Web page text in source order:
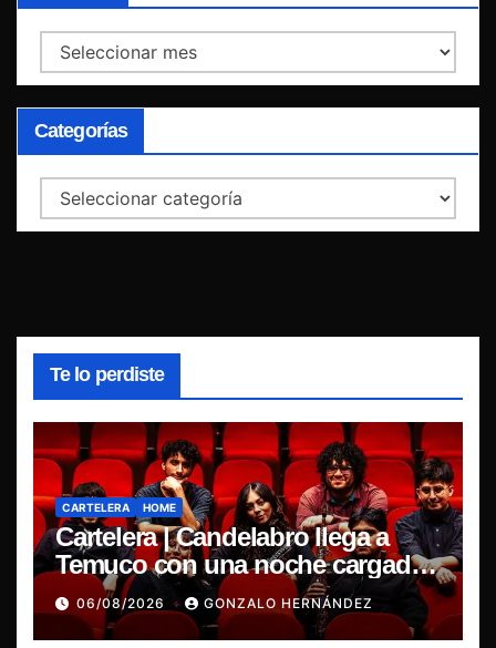
Archivos
Categorías
Categorías
Te lo perdiste
CARTELERA HOME
Cartelera | Candelabro llega a
Temuco con una noche cargada
de indie
06/08/2026 GONZALO HERNÁNDEZ